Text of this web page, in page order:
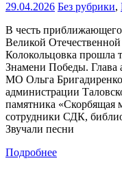
29.04.2026 Без рубрики,
В честь
Великой
Колокольцовка прошла
Знамени Победы. Глава
МО Ольга Бригадиренко
администрации
памятника «Скорбящая
сотрудники СДК,
Звучали песни
Подробнее